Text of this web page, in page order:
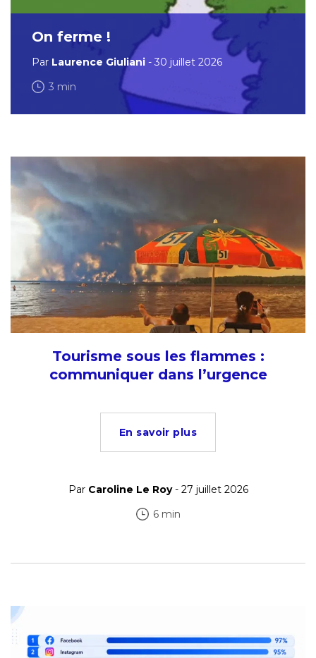
On ferme !
Par Laurence Giuliani - 30 juillet 2026
3 min
Tourisme sous les flammes :
communiquer dans l’urgence
En savoir plus
Par Caroline Le Roy- 27 juillet 2026
6 min